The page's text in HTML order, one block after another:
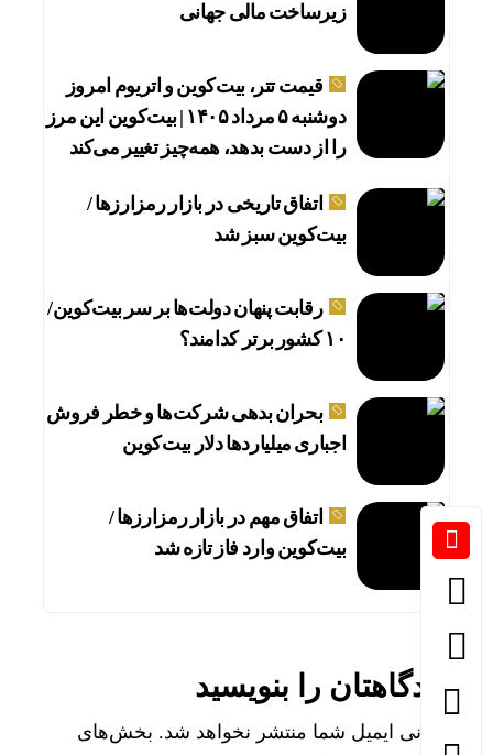
زیرساخت مالی جهانی
قیمت تتر، بیت‌کوین و اتریوم امروز
دوشنبه ۵ مرداد ۱۴۰۵ | بیت‌کوین این مرز
را از دست بدهد، همه‌چیز تغییر می‌کند
اتفاق تاریخی در بازار رمزارزها /
بیت‌کوین سبز شد
رقابت پنهان دولت‌ها بر سر بیت‌کوین/
۱۰ کشور برتر کدامند؟
بحران بدهی شرکت‌ها و خطر فروش
اجباری میلیاردها دلار بیت‌کوین
اتفاق مهم در بازار رمزارزها /
بیت‌کوین وارد فاز تازه شد
دیدگاهتان را بنویسید
نشانی ایمیل شما منتشر نخواهد شد. بخش‌های